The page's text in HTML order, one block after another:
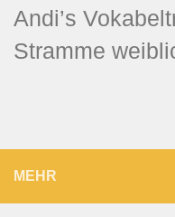
Andi’s
Stramme
MEHR